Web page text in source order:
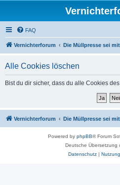
FAQ
Vernichterforum Die Müllpresse sei
Alle Cookies löschen
Bist du dir sicher, dass du alle Cookies
Vernichterforum Die Müllpresse sei
Powered by phpBB® Forum
Deutsche Übersetzung
Datenschutz|